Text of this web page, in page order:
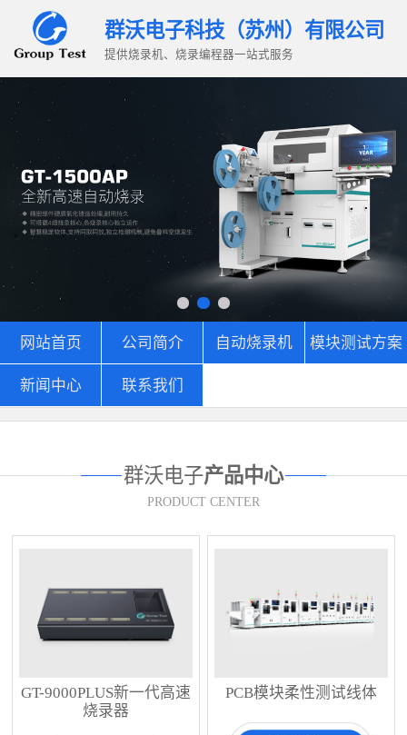
群沃电子科技（苏州）有限公司
提供烧录机、烧录编程器一站式服务
网站首页 公司简介 自动烧录机 模块测试方案
新闻中心 联系我们
群沃电子产品中心
PRODUCT CENTER
GT-9000PLUS新一代高速
烧录器
PCB模块柔性测试线体